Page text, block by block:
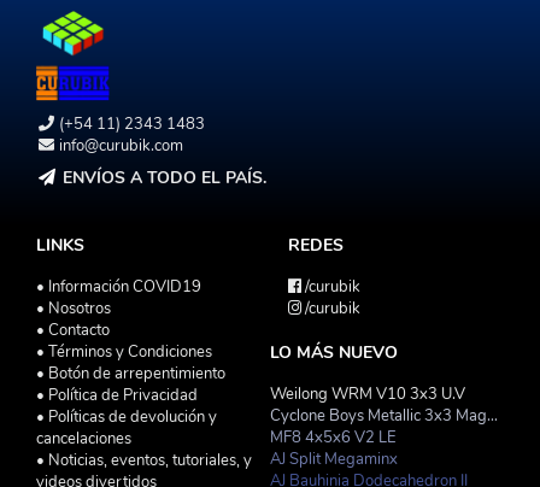
(+54 11) 2343 1483
info@curubik.com
ENVÍOS A TODO EL PAÍS.
LINKS
• Información COVID19
• Nosotros
• Contacto
• Términos y Condiciones
• Botón de arrepentimiento
• Política de Privacidad
• Políticas de devolución y
cancelaciones
• Noticias, eventos, tutoriales, y
videos divertidos
REDES
/curubik
/curubik
LO MÁS NUEVO
Weilong WRM V10 3x3 U.V
Cyclone Boys Metallic 3x3 Magnetico Macaron
MF8 4x5x6 V2 LE
AJ Split Megaminx
AJ Bauhinia Dodecahedron II